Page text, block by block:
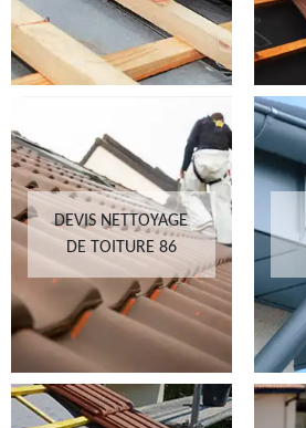
DEVIS NETTOYAGE
DE TOITURE 86